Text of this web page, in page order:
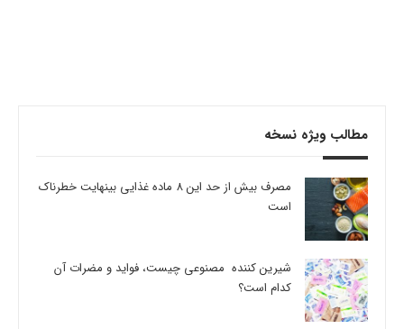
مطالب ویژه نسخه
مصرف بیش از حد این 8 ماده غذایی بینهایت خطرناک
است
شیرین کننده مصنوعی چیست، فواید و مضرات آن
کدام است؟